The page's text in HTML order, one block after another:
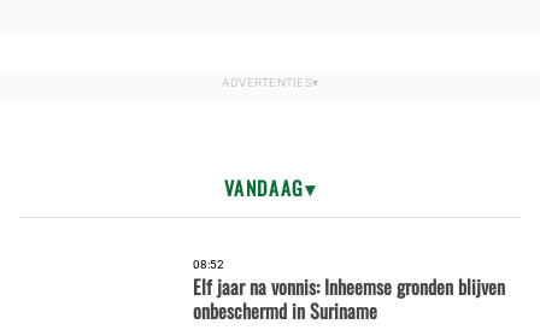
VANDAAG
08:52
Elf jaar na vonnis: Inheemse gronden blijven
onbeschermd in Suriname